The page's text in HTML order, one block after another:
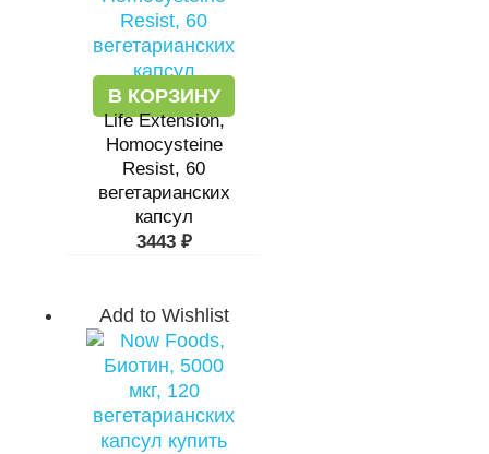
В КОРЗИНУ
Life Extension,
Homocysteine
Resist, 60
вегетарианских
капсул
3443 ₽
Add to Wishlist